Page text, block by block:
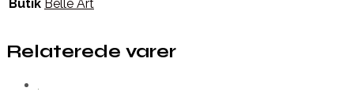
Butik Belle Art
Relaterede varer